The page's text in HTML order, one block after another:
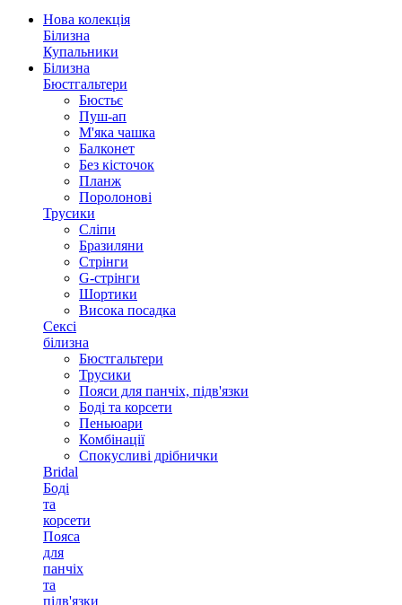
Нова колекція
Білизна
Купальники
Білизна
Бюстгальтери
Бюстьє
Пуш-ап
М'яка чашка
Балконет
Без кісточок
Планж
Поролонові
Трусики
Сліпи
Бразиляни
Стрінги
G-стрінги
Шортики
Висока посадка
Сексі
білизна
Бюстгальтери
Трусики
Пояси для панчіх, підв'язки
Боді та корсети
Пеньюари
Комбінації
Спокусливі дрібнички
Bridal
Боді
та
корсети
Пояса
для
панчіх
та
підв'язки